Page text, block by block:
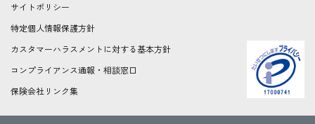
サイトポリシー
特定個人情報保護方針
カスタマーハラスメントに対する基本方針
コンプライアンス通報・相談窓口
保険会社リンク集